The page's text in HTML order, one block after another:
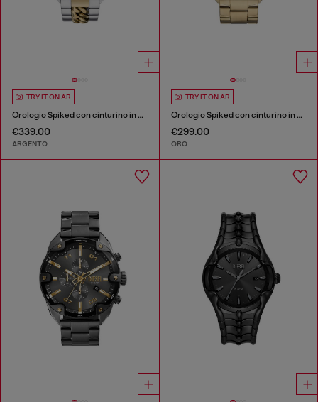
TRY IT ON AR
Orologio Spiked con cinturino in acciaio inossidabile
€339.00
ARGENTO
TRY IT ON AR
Orologio Spiked con cinturino in acciaio inossidabile
€299.00
ORO